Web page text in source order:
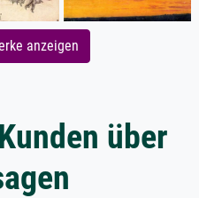
anzeigen
über